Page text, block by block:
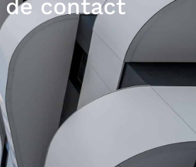
de contact